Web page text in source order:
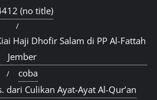
(no title)
Haji Dhofir Salam di PP Al-Fattah
Jember
coba
dari Culikan Ayat-Ayat Al-Qur’an